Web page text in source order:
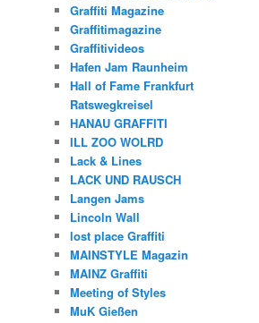
Graffiti Magazine
Graffitimagazine
Graffitivideos
Hafen Jam Raunheim
Hall of Fame Frankfurt
Ratswegkreisel
HANAU GRAFFITI
ILL ZOO WOLRD
Lack & Lines
LACK UND RAUSCH
Langen Jams
Lincoln Wall
lost place Graffiti
MAINSTYLE Magazin
MAINZ Graffiti
Meeting of Styles
MuK Gießen